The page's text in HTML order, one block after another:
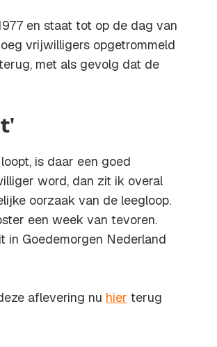
en staat tot op de dag van
vrijwilligers opgetrommeld
met als gevolg dat de
is daar een goed
word, dan zit ik overal
oorzaak van de leegloop.
een week van tevoren.
in Goedemorgen Nederland
aflevering nu hier terug